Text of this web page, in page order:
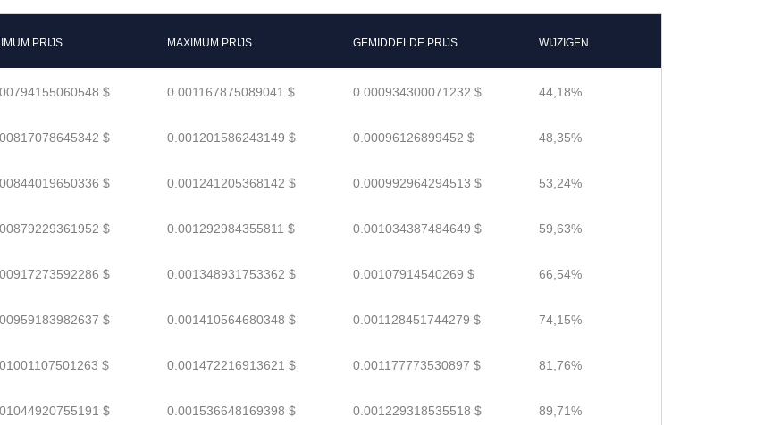
PRIJS MAXIMUM PRIJS GEMIDDELDE PRIJS WIJZIGEN
$ 0.001167875089041 $ 0.000934300071232 $ 44,18%
$ 0.001201586243149 $ 0.00096126899452 $ 48,35%
$ 0.001241205368142 $ 0.000992964294513 $ 53,24%
$ 0.001292984355811 $ 0.001034387484649 $ 59,63%
$ 0.001348931753362 $ 0.00107914540269 $ 66,54%
$ 0.001410564680348 $ 0.001128451744279 $ 74,15%
$ 0.001472216913621 $ 0.001177773530897 $ 81,76%
$ 0.001536648169398 $ 0.001229318535518 $ 89,71%